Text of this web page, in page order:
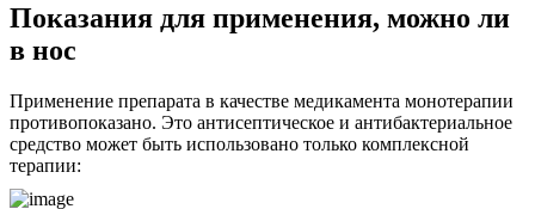
Показания для применения, можно ли
в нос
Применение препарата в качестве медикамента монотерапии
противопоказано. Это антисептическое и антибактериальное
средство может быть использовано только комплексной
терапии: